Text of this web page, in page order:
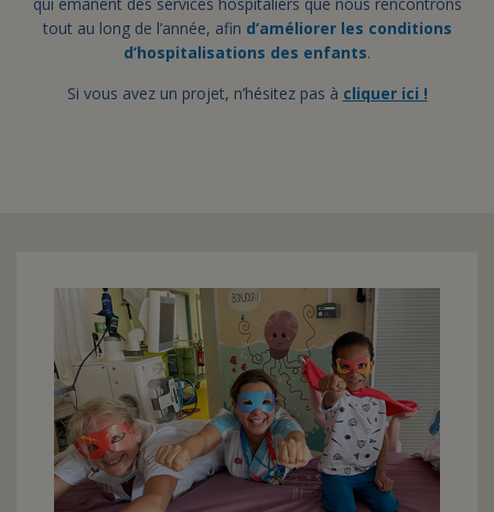
JE DEVIENS
BÉNÉVOLE
DEVENIR
UN PETIT PRINCE
tout au long de l’année, afin d’améliorer les conditions
d’hospitalisations des enfants.
Si vous avez un projet, n’hésitez pas à cliquer ici !